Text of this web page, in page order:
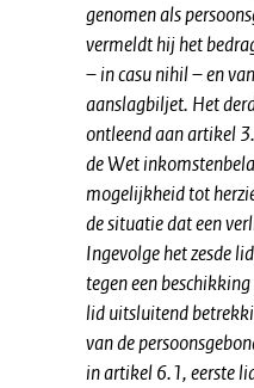
genomen als
vermeldt hij het
– in casu nihil – en
aanslagbiljet. Het
ontleend aan artikel
de Wet
mogelijkheid tot
de situatie dat een
Ingevolge het zesde
tegen een
lid uitsluitend
van de
in artikel 6.1, eerste